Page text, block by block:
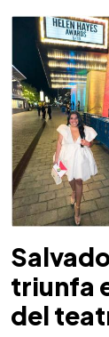
triunfa
del